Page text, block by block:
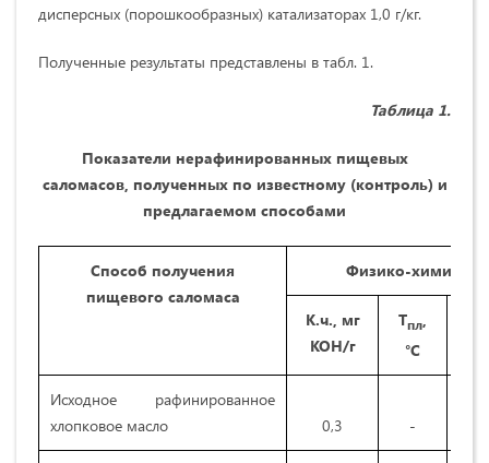
дисперсных (порошкообразных) катализаторах 1,0 г/кг.
Полученные результаты представлены в табл. 1.
Таблица 1.
Показатели нерафинированных пищевых
саломасов, полученных по известному (контроль) и
предлагаемом способами
Способ получения
пищевого саломаса
Физико-
К.ч., мг
КОН/г
Тпл,
°С
Исходное рафинированное
хлопковое масло
0,3 -